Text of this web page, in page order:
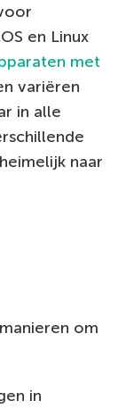
en Linux
met
variëren
in alle
naar
om
in